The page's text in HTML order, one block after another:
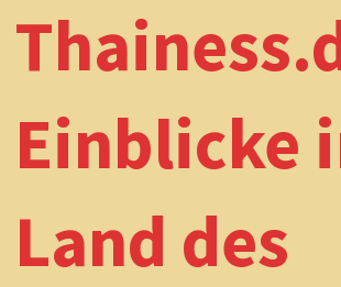
Einblicke
Land des